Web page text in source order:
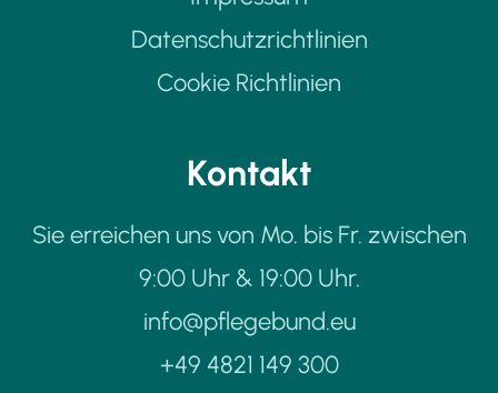
Kontakt
Sie erreichen uns von Mo. bis Fr. zwischen
9:00 Uhr & 19:00 Uhr.
info@pflegebund.eu
+49 4821 149 300
Datenschutzrichtlinien
Cookie Richtlinien